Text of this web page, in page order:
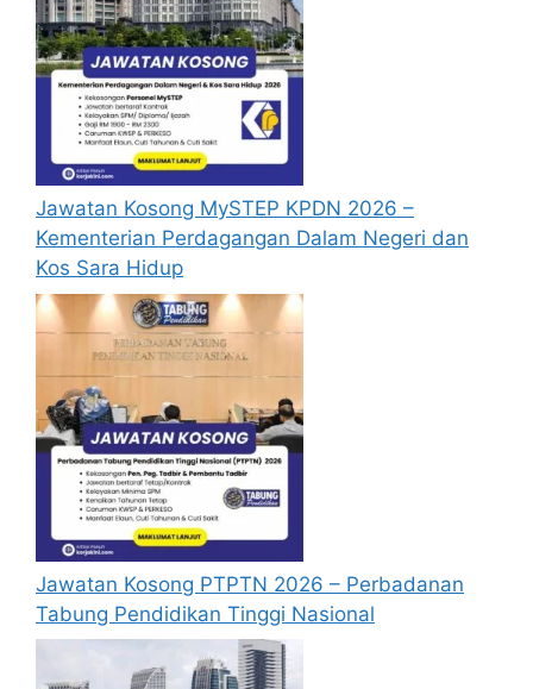
Jawatan Kosong MySTEP KPDN 2026 –
Kementerian Perdagangan Dalam Negeri dan
Kos Sara Hidup
Jawatan Kosong PTPTN 2026 – Perbadanan
Tabung Pendidikan Tinggi Nasional